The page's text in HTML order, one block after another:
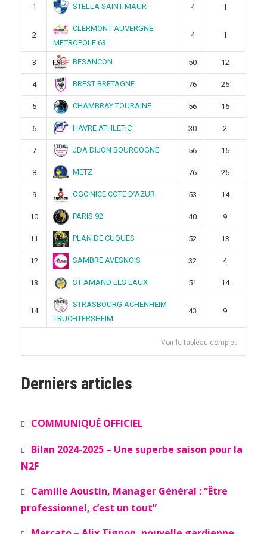
1 STELLA SAINT-MAUR 4 1
2
CLERMONT AUVERGNE
METROPOLE 63
4 1
3 BESANCON 50 12
4 BREST BRETAGNE 76 25
5 CHAMBRAY TOURAINE 56 16
6 HAVRE ATHLETIC 30 2
7 JDA DIJON BOURGOGNE 56 15
8 METZ 76 25
9 OGC NICE COTE D’AZUR 53 14
10 PARIS 92 40 9
11 PLAN DE CUQUES 52 13
12 SAMBRE AVESNOIS 32 4
13 ST AMAND LES EAUX 51 14
14
STRASBOURG ACHENHEIM
TRUCHTERSHEIM
43 9
Voir le tableau complet
Derniers articles
COMMUNIQUÉ OFFICIEL
Bilan 2024-2025 – Une superbe saison pour la
N2F
Camille Aoustin, Manager Général : “Être
professionnel, c’est un tout”